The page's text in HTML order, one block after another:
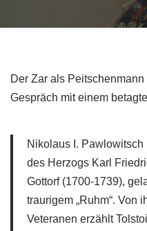
Der Zar als
Gespräch mit einem
Nikolaus I.
des Herzogs Karl
Gottorf (1700-1739),
traurigem „Ruhm“. Von
Veteranen erzählt